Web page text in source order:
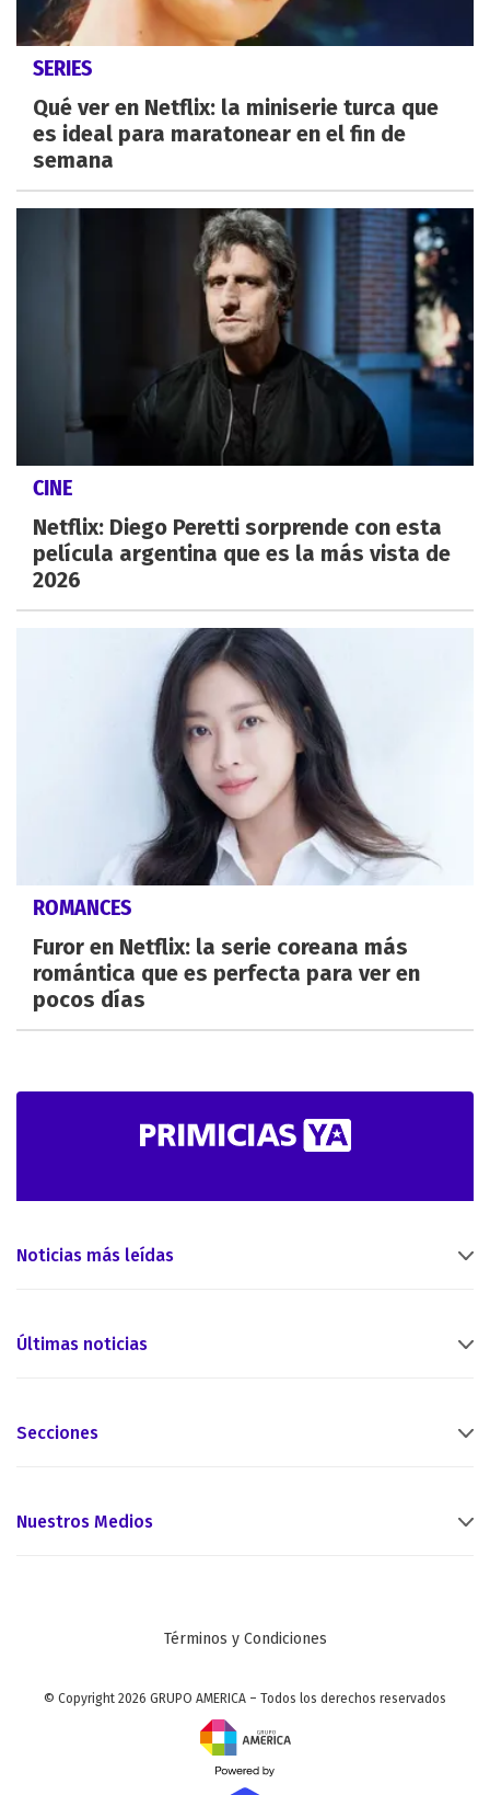
SERIES
Qué ver en Netflix: la miniserie turca que
es ideal para maratonear en el fin de
semana
CINE
Netflix: Diego Peretti sorprende con esta
película argentina que es la más vista de
2026
ROMANCES
Furor en Netflix: la serie coreana más
romántica que es perfecta para ver en
pocos días
Noticias más leídas
Últimas noticias
Secciones
Nuestros Medios
Términos y Condiciones
© Copyright 2026 GRUPO AMERICA – Todos los derechos reservados